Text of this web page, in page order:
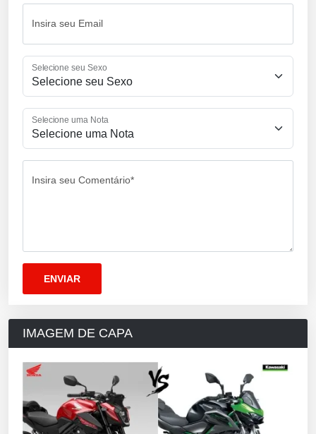
Insira seu Email
Selecione seu Sexo
Selecione uma Nota
Insira seu Comentário*
IMAGEM DE CAPA